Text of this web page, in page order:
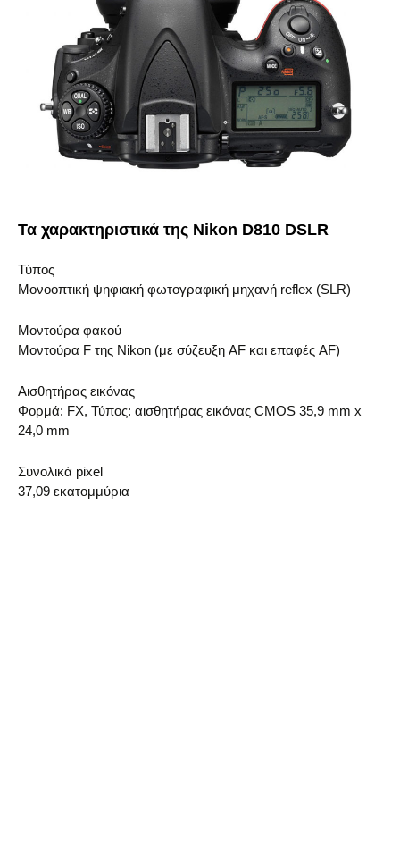
Τα χαρακτηριστικά της Nikon D810 DSLR
Τύπος
Μονοοπτική ψηφιακή φωτογραφική μηχανή reflex (SLR)
Μοντούρα φακού
Μοντούρα F της Nikon (με σύζευξη AF και επαφές AF)
Αισθητήρας εικόνας
Φορμά: FX, Τύπος: αισθητήρας εικόνας CMOS 35,9 mm x
24,0 mm
Συνολικά pixel
37,09 εκατομμύρια